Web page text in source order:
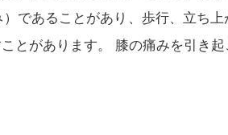
であることがあり、歩行、立ち
とがあります。 膝の痛みを引き